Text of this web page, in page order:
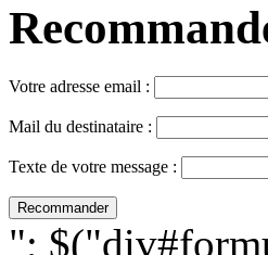
Votre adresse email :
Mail du destinataire :
Texte de votre message :
";